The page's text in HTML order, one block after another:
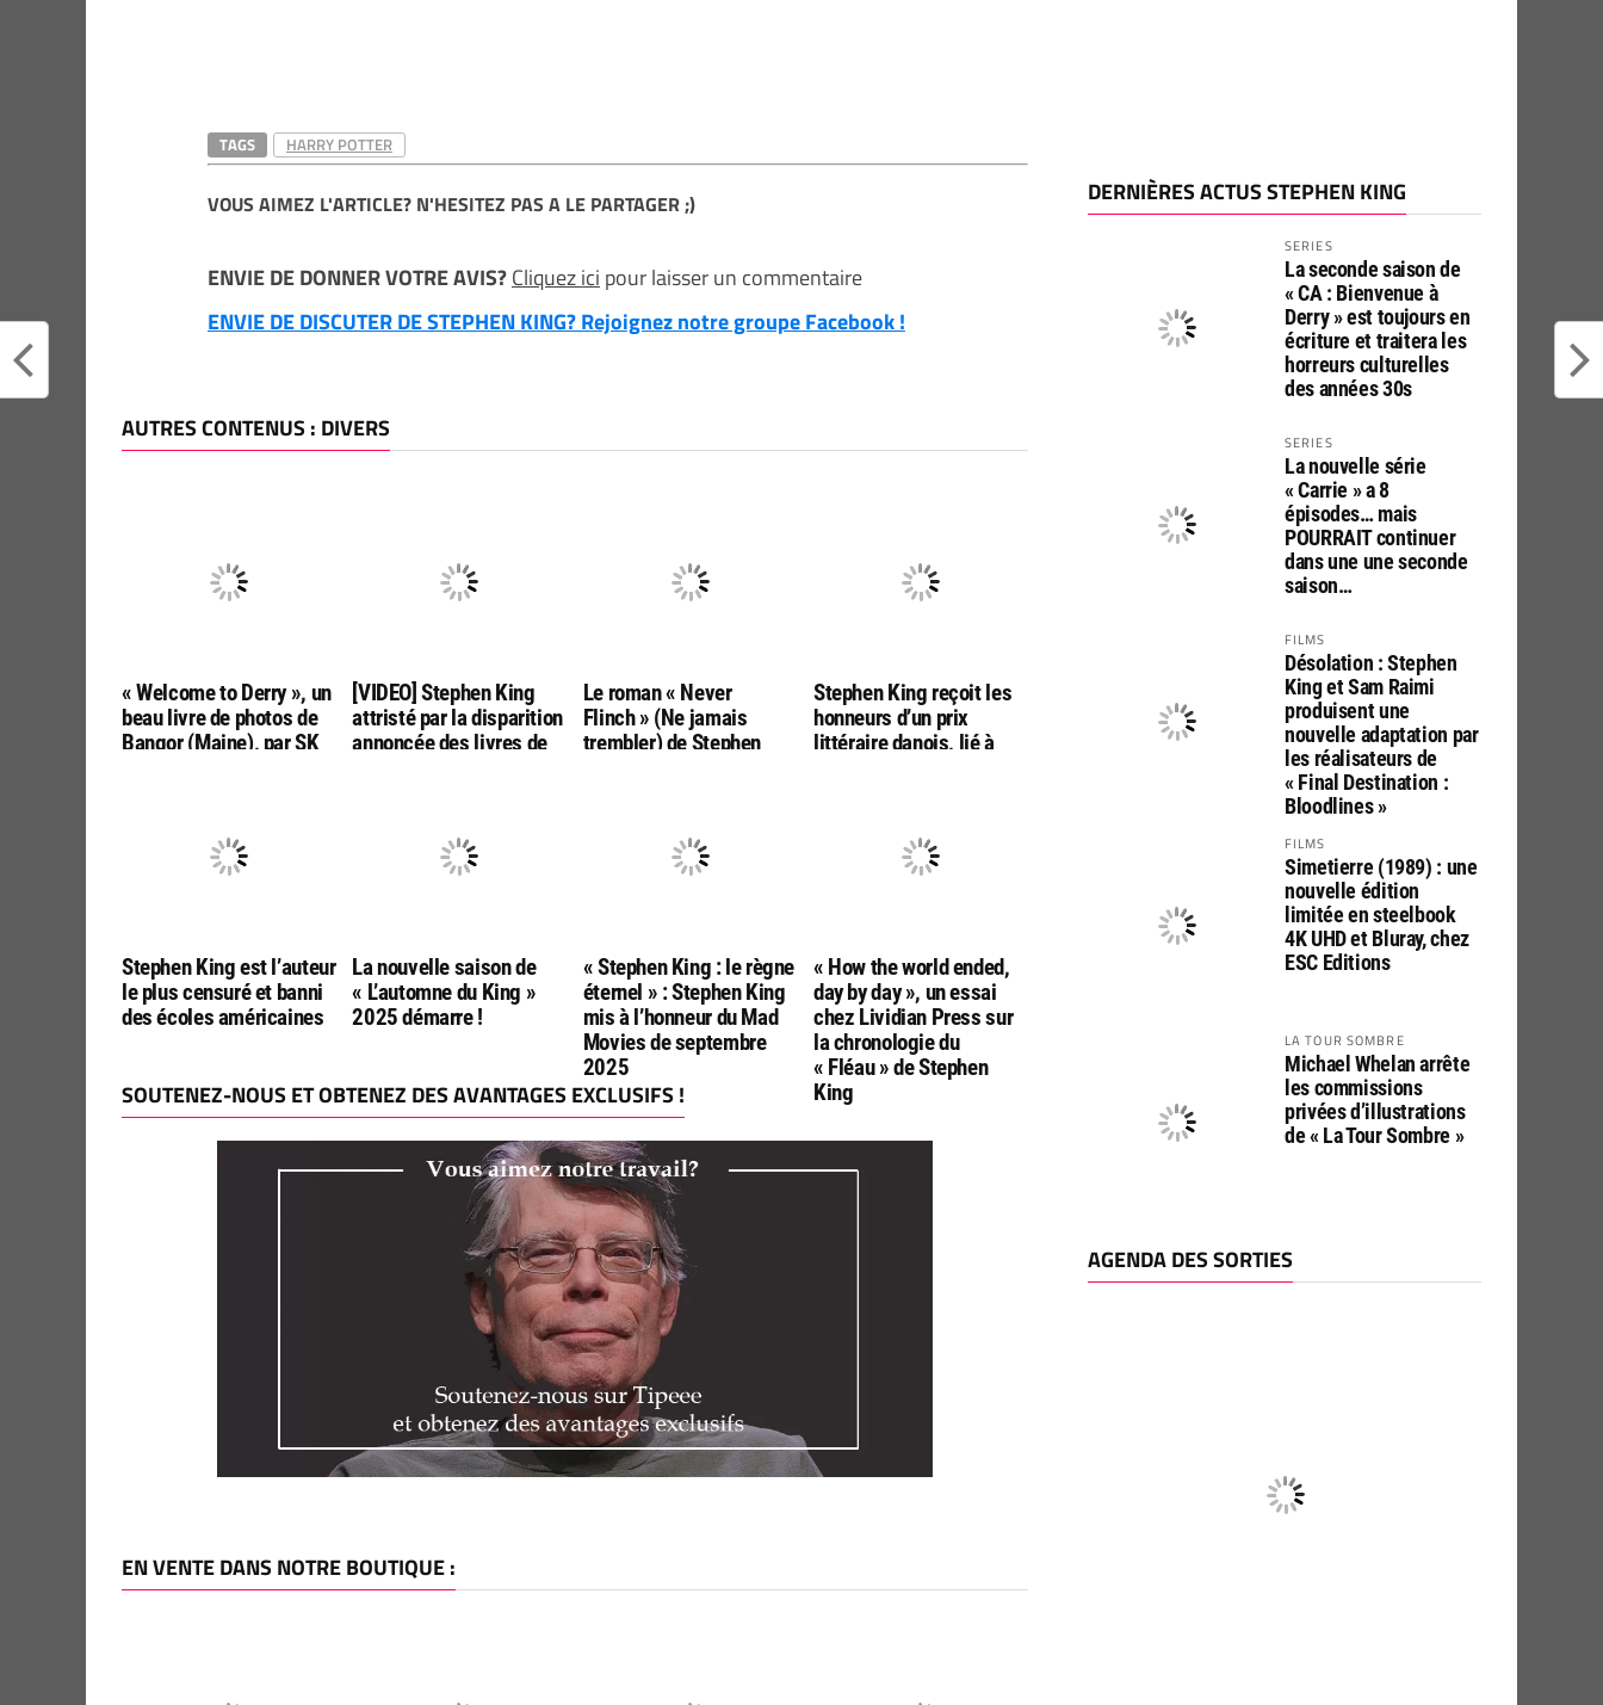
TAGS HARRY POTTER
VOUS AIMEZ L'ARTICLE? N'HESITEZ PAS A LE PARTAGER ;)
ENVIE DE DONNER VOTRE AVIS?Cliquez ici pour laisser un commentaire
ENVIE DE DISCUTER DE STEPHEN KING? Rejoignez notre groupe Facebook !
AUTRES CONTENUS : DIVERS
« Welcome to Derry », un
beau livre de photos de
Bangor (Maine), par SK
[VIDEO] Stephen King
attristé par la disparition
annoncée des livres de
Le roman « Never
Flinch » (Ne jamais
trembler) de Stephen
Stephen King reçoit les
honneurs d’un prix
littéraire danois, lié à
Stephen King est l’auteur
le plus censuré et banni
des écoles américaines
La nouvelle saison de
« L’automne du King »
2025 démarre !
« Stephen King : le règne
éternel » : Stephen King
mis à l’honneur du Mad
Movies de septembre
2025
« How the world ended,
day by day », un essai
chez Lividian Press sur
la chronologie du
« Fléau » de Stephen
King
SOUTENEZ-NOUS ET OBTENEZ DES AVANTAGES EXCLUSIFS !
EN VENTE DANS NOTRE BOUTIQUE :
DERNIÈRES ACTUS STEPHEN KING
SERIES
La seconde saison de
« CA : Bienvenue à
Derry » est toujours en
écriture et traitera les
horreurs culturelles
des années 30s
SERIES
La nouvelle série
« Carrie » a 8
épisodes… mais
POURRAIT continuer
dans une une seconde
saison…
FILMS
Désolation : Stephen
King et Sam Raimi
produisent une
nouvelle adaptation par
les réalisateurs de
« Final Destination :
Bloodlines »
FILMS
Simetierre (1989) : une
nouvelle édition
limitée en steelbook
4K UHD et Bluray, chez
ESC Editions
LA TOUR SOMBRE
Michael Whelan arrête
les commissions
privées d’illustrations
de « La Tour Sombre »
AGENDA DES SORTIES